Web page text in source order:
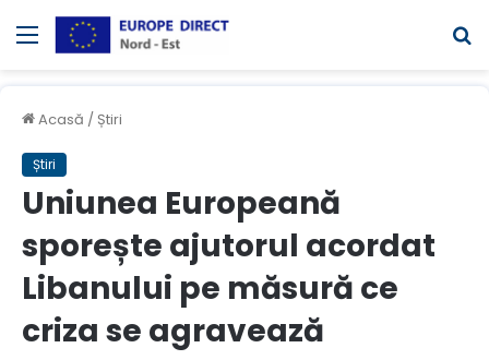
Meniul
Acasă / Știri
Știri
Uniunea Europeană
sporește ajutorul acordat
Libanului pe măsură ce
criza se agravează